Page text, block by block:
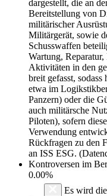
dargestellt, die an
Bereitstellung von
militärischer
Militärgerät, sowie
Schusswaffen
Wartung,
Aktivitäten in den
breit gefasst,
etwa im
Panzern) oder die
auch militärsche
Piloten), sofern
Verwendung
Rückfragen zu den
an ISS ESG.
Kontroversen im
0.00%
Es wird